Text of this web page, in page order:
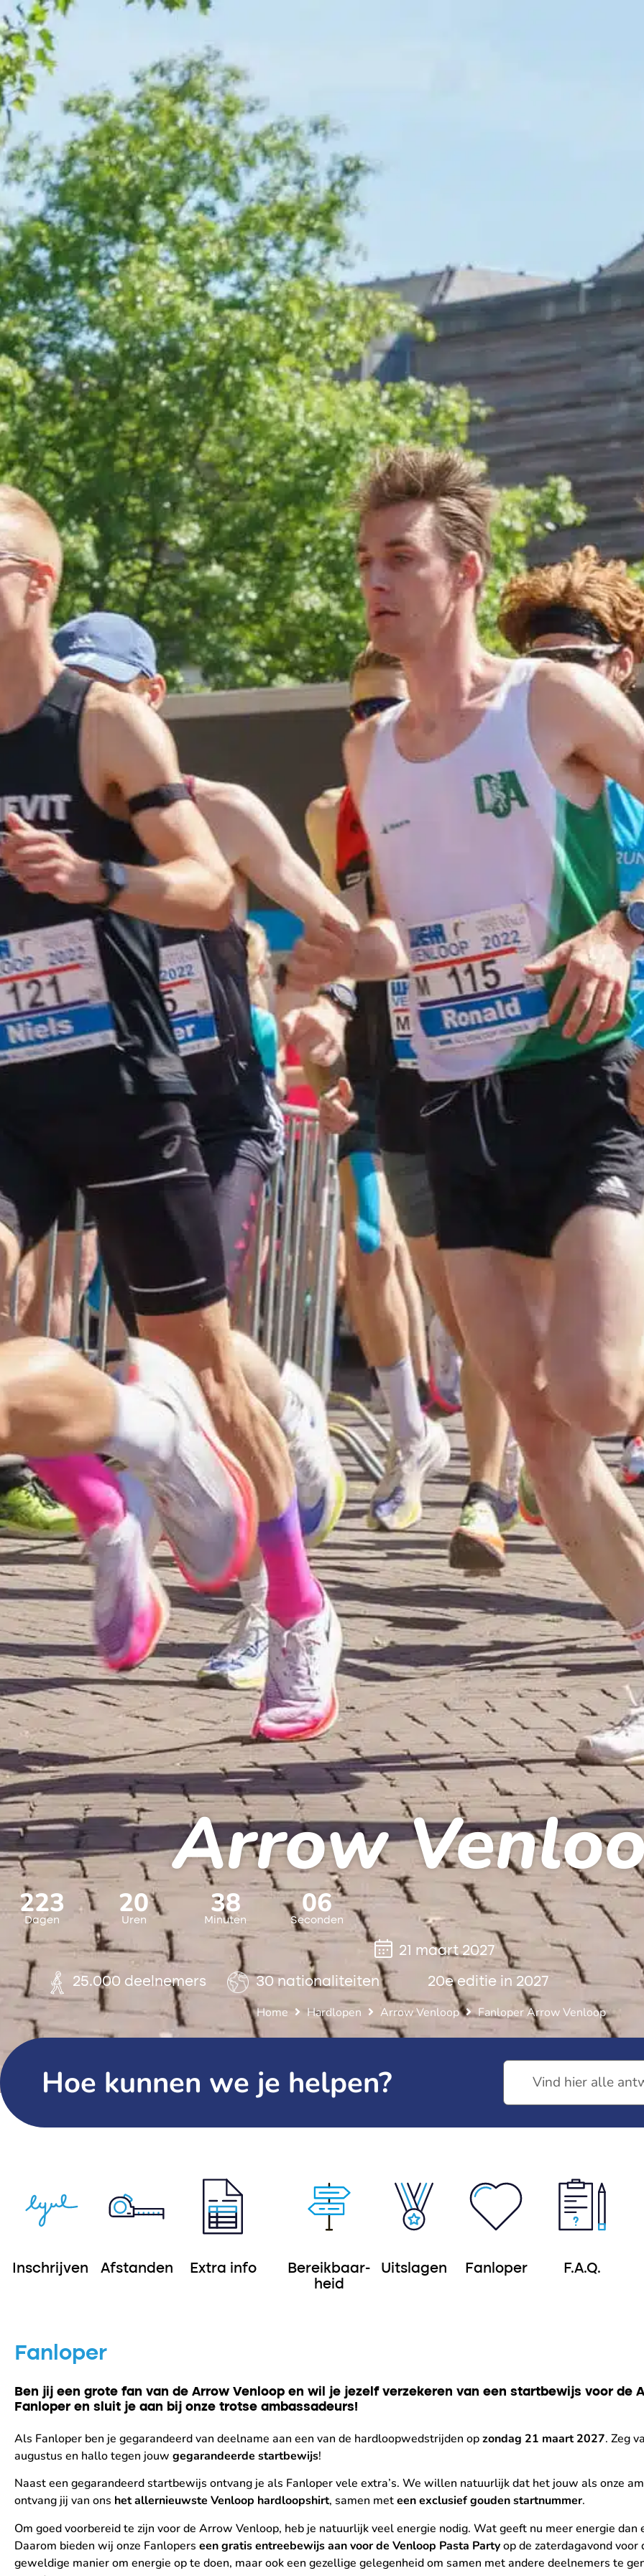
Arrow
223
Dagen
20
Uren
38
Minuten
03
Seconden
21 maart 2027
25.000 deelnemers 30 nationaliteiten 20e editie in 2027
Home Hardlopen Arrow Venloop Fanloper Arrow Venloop
Hoe kunnen we je helpen?
Inschrijven Afstanden Extra info
Bereikbaar-
heid
Uitslagen Fanloper F.A.Q.
Fanloper
Ben jij een grote fan van de Arrow Venloop en wil je jezelf verzekeren van een startbewijs voor de
Fanloper en sluit je aan bij onze trotse ambassadeurs!
Als Fanloper ben je gegarandeerd van deelname aan een van de hardloopwedstrijden opzondag 21 maart 2027. Zeg
augustus en hallo tegen jouw gegarandeerde startbewijs!
Naast een gegarandeerd startbewijs ontvang je als Fanloper vele extra’s. We willen natuurlijk dat het jouw als onze
ontvang jij van ons het allernieuwste Venloop hardloopshirt, samen meteen exclusief gouden startnummer.
Om goed voorbereid te zijn voor de Arrow Venloop, heb je natuurlijk veel energie nodig. Wat geeft nu meer energie
Daarom bieden wij onze Fanlopers een gratis entreebewijs aan voor de Venloop Pasta Partyop de zaterdagavond
geweldige manier om energie op te doen, maar ook een gezellige gelegenheid om samen met andere deelnemers te